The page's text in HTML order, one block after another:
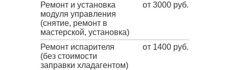
Ремонт и установка
модуля управления
(снятие, ремонт в
мастерской, установка)
от 3000 руб.
Ремонт испарителя
(без стоимости
заправки хладагентом)
от 1400 руб.